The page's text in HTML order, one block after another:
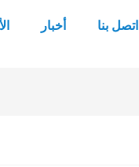
أخبار اتصل بنا